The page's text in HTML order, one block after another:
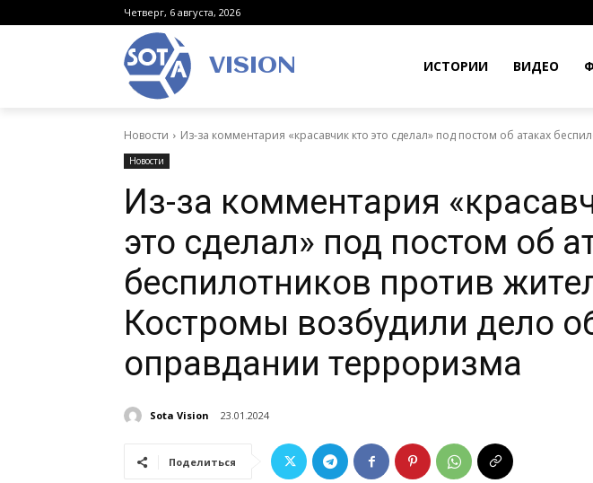
Четверг, 6 августа, 2026
VISION ИСТОРИИ ВИДЕО
Новости Из-за комментария «красавчик кто это сделал» под постом об атаках
Новости
Из-за комментария
это сделал» под постом об
беспилотников против
Костромы возбудили дело
оправдании терроризма
Sota Vision 23.01.2024
Поделиться